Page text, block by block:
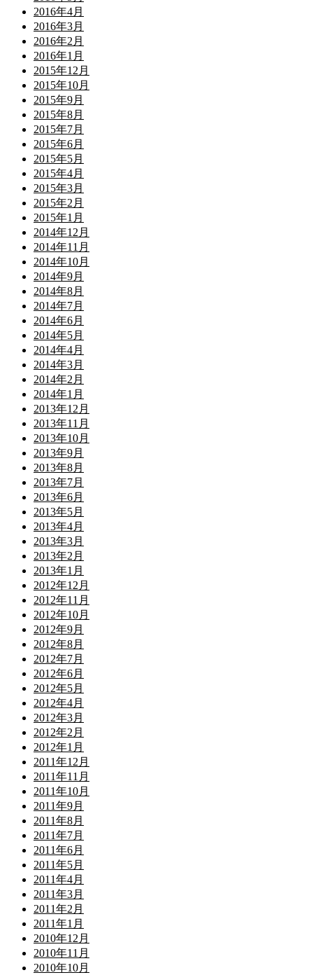
2016年4月
2016年3月
2016年2月
2016年1月
2015年12月
2015年10月
2015年9月
2015年8月
2015年7月
2015年6月
2015年5月
2015年4月
2015年3月
2015年2月
2015年1月
2014年12月
2014年11月
2014年10月
2014年9月
2014年8月
2014年7月
2014年6月
2014年5月
2014年4月
2014年3月
2014年2月
2014年1月
2013年12月
2013年11月
2013年10月
2013年9月
2013年8月
2013年7月
2013年6月
2013年5月
2013年4月
2013年3月
2013年2月
2013年1月
2012年12月
2012年11月
2012年10月
2012年9月
2012年8月
2012年7月
2012年6月
2012年5月
2012年4月
2012年3月
2012年2月
2012年1月
2011年12月
2011年11月
2011年10月
2011年9月
2011年8月
2011年7月
2011年6月
2011年5月
2011年4月
2011年3月
2011年2月
2011年1月
2010年12月
2010年11月
2010年10月